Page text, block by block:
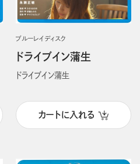
ブルーレイディスク
ドライブイン蒲生
ドライブイン蒲生
カートに入れる